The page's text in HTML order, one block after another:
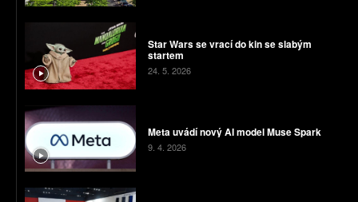
Star Wars se vrací do kin se slabým
startem
24. 5. 2026
Meta uvádí nový AI model Muse Spark
9. 4. 2026